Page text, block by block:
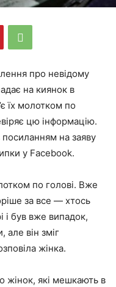
про невідому
на киянок в
їх молотком по
цю інформацію.
на заяву
у Facebook.
по голові. Вже
за все — хтось
і був вже випадок,
але він зміг
жінка.
жінок, які мешкають в